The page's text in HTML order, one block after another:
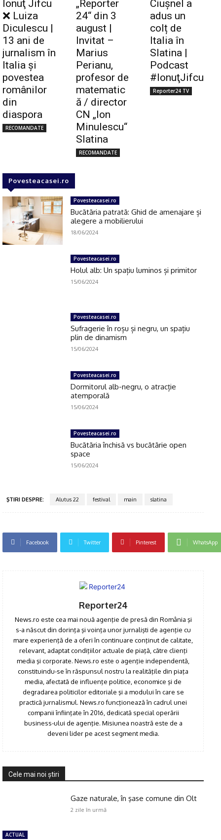
Ionuţ Jifcu
❌ Luiza
Diculescu |
13 ani de
jurnalism în
Italia și
povestea
românilor
din
diaspora
RECOMANDATE
„Reporter
24“ din 3
august |
Invitat –
Marius
Perianu,
profesor de
matematic
ă / director
CN „Ion
Minulescu“
Slatina
RECOMANDATE
Ciuşnel a
adus un
colț de
Italia în
Slatina |
Podcast
#IonuţJifcu
Reporter24 TV
Povesteacasei.ro
Povesteacasei.ro
Bucătăria patrată: Ghid de amenajare și
alegere a mobilierului
18/06/2024
Povesteacasei.ro
Holul alb: Un spațiu luminos și primitor
15/06/2024
Povesteacasei.ro
Sufragerie în roșu și negru, un spațiu
plin de dinamism
15/06/2024
Povesteacasei.ro
Dormitorul alb-negru, o atracție
atemporală
15/06/2024
Povesteacasei.ro
Bucătăria închisă vs bucătărie open
space
15/06/2024
ŞTIRI DESPRE: Alutus 22 festival main slatina
Facebook Twitter Pinterest WhatsApp
Reporter24
News.ro este cea mai nouă agenţie de presă din România şi
s-a născut din dorinţa şi voinţa unor jurnalişti de agenţie cu
mare experienţă de a oferi în continuare conţinut de calitate,
relevant, adaptat condiţiilor actuale de piaţă, către clienţi
media şi corporate. News.ro este o agenţie independentă,
constituindu-se în răspunsul nostru la realităţile din piaţa
media, afectată de influenţe politice, economice şi de
degradarea politicilor editoriale şi a modului în care se
practică jurnalismul. News.ro funcţionează în cadrul unei
companii înfiinţate în 2016, dedicată special operării
business-ului de agenţie. Misiunea noastră este de a
deveni lider pe acest segment media.
Cele mai noi ştiri
ACTUAL
Gaze naturale, în şase comune din Olt
2 zile în urmă